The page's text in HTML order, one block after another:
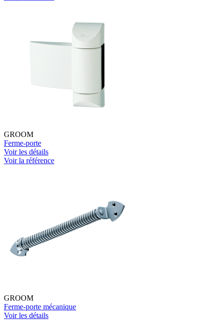
GROOM
Ferme-porte
Voir les détails
Voir la référence
GROOM
Ferme-porte mécanique
Voir les détails